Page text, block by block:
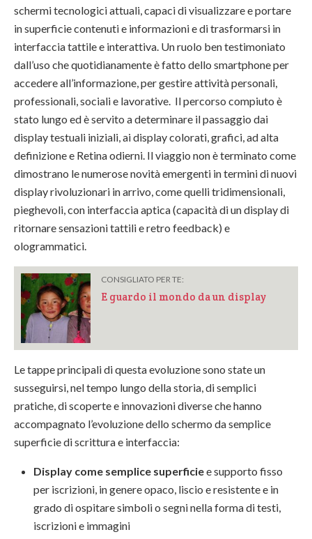
schermi tecnologici attuali, capaci di visualizzare e portare
in superficie contenuti e informazioni e di trasformarsi in
interfaccia tattile e interattiva. Un ruolo ben testimoniato
dall’uso che quotidianamente è fatto dello smartphone per
accedere all’informazione, per gestire attività personali,
professionali, sociali e lavorative. Il percorso compiuto è
stato lungo ed è servito a determinare il passaggio dai
display testuali iniziali, ai display colorati, grafici, ad alta
definizione e Retina odierni. Il viaggio non è terminato come
dimostrano le numerose novità emergenti in termini di nuovi
display rivoluzionari in arrivo, come quelli tridimensionali,
pieghevoli, con interfaccia aptica (capacità di un display di
ritornare sensazioni tattili e retro feedback) e
ologrammatici.
CONSIGLIATO PER TE:
E guardo il mondo da un display
Le tappe principali di questa evoluzione sono state un
susseguirsi, nel tempo lungo della storia, di semplici
pratiche, di scoperte e innovazioni diverse che hanno
accompagnato l’evoluzione dello schermo da semplice
superficie di scrittura e interfaccia:
Display come semplice superficiee supporto fisso
per iscrizioni, in genere opaco, liscio e resistente e in
grado di ospitare simboli o segni nella forma di testi,
iscrizioni e immagini